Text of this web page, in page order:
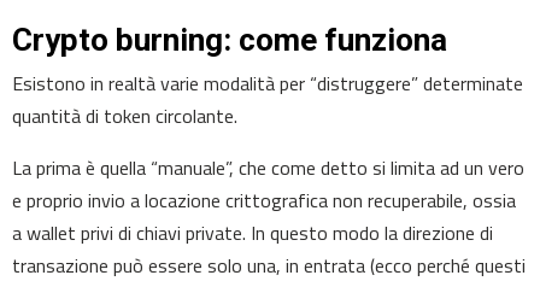
Crypto burning: come funziona
Esistono in realtà varie modalità per “distruggere” determinate
quantità di token circolante.
La prima è quella “manuale”, che come detto si limita ad un vero
e proprio invio a locazione crittografica non recuperabile, ossia
a wallet privi di chiavi private. In questo modo la direzione di
transazione può essere solo una, in entrata (ecco perché questi